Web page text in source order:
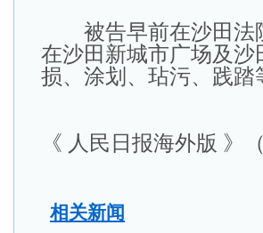
被告早前在沙田法
在沙田新城市广场及
损、涂划、玷污、践踏
《 人民日报海外版 》
相关新闻